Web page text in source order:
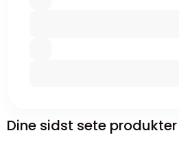
Dine sidst sete produkter